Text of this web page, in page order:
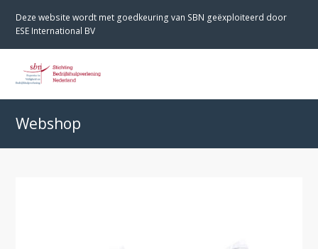
Deze website wordt met goedkeuring van SBN geëxploiteerd door
ESE International BV
Webshop